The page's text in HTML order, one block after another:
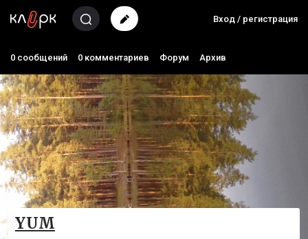
Вход / регистрация
0 сообщений 0 комментариев Форум Архив
YUM